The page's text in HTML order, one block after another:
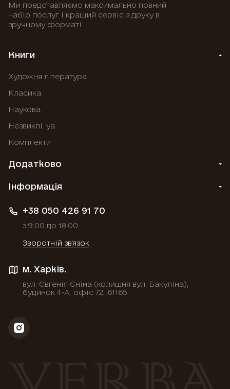
Ми представляємо максимально повний
набір послуг і кращий сервіс з друку в
зручному форматі
Книги
Художня література
Класика
Наукова
Незвиклі. уа
Комплекти
Додатково
Інформація
+38 050 426 91 70
з 9:00 до 18:00
Зворотній зв'язок
м. Харків.
вул. Євгенія Єніна (колишня вул. Бакуліна),
будинок 4-А, офіс 72, 61165